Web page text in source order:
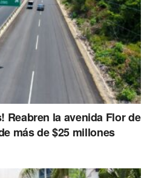
Reabren la avenida Flor de
más de $25 millones